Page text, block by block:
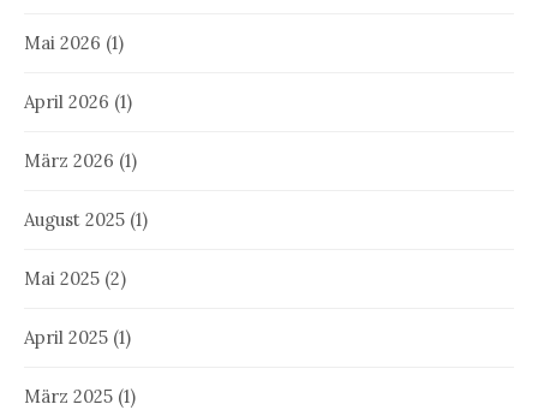
Mai 2026 (1)
April 2026 (1)
März 2026 (1)
August 2025 (1)
Mai 2025 (2)
April 2025 (1)
März 2025 (1)